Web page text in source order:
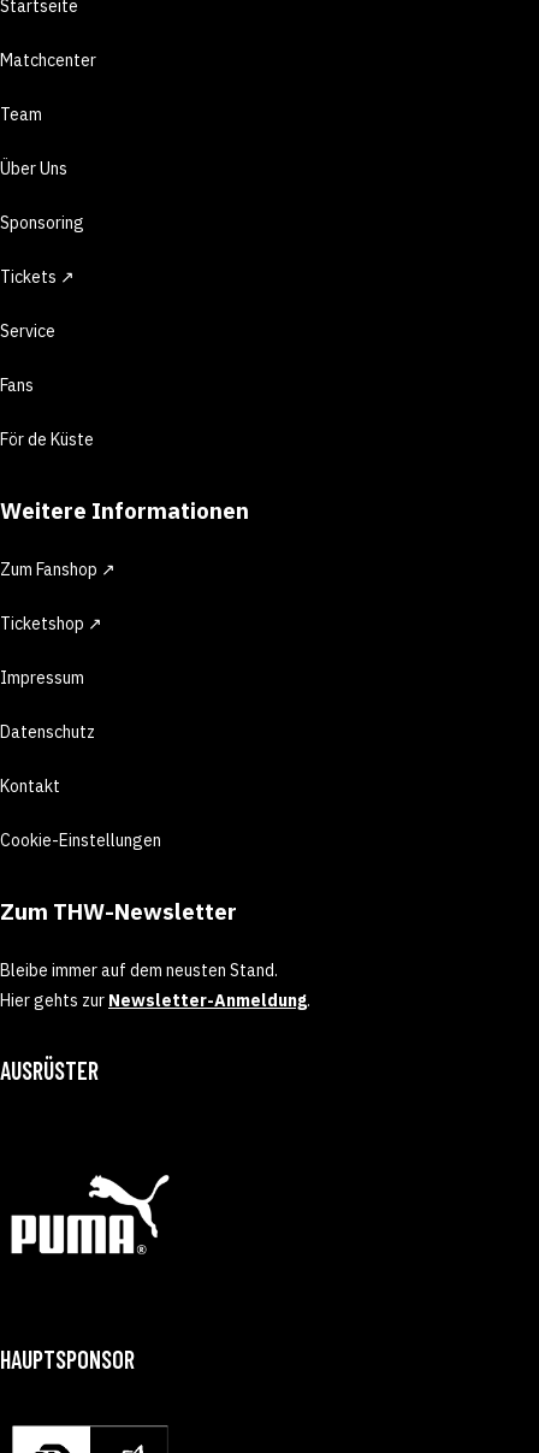
Startseite
Matchcenter
Team
Über Uns
Sponsoring
Tickets ↗
Service
Fans
För de Küste
Weitere Informationen
Zum Fanshop ↗
Ticketshop ↗
Impressum
Datenschutz
Kontakt
Cookie-Einstellungen
Zum THW-Newsletter
Bleibe immer auf dem neusten Stand.
Hier gehts zur Newsletter-Anmeldung.
AUSRÜSTER
HAUPTSPONSOR